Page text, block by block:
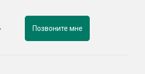
Позвоните мне